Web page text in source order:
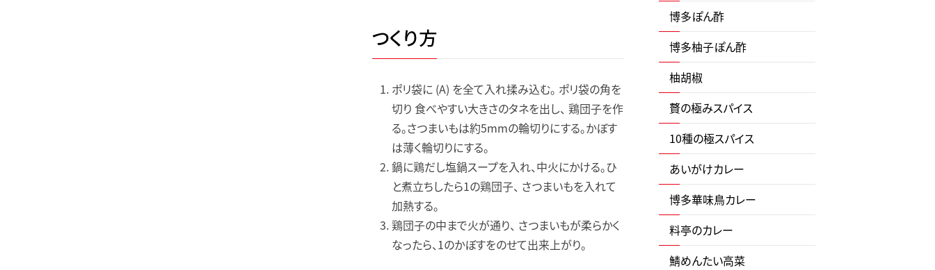
つくり方
ポリ袋に (A) を全て入れ揉み込む。 ポリ袋の角を
切り 食べやすい大きさのタネを出し、 鶏団子を作
る。さつまいもは約5mmの輪切りにする。かぼす
は薄く輪切りにする。
鍋に鶏だし塩鍋スープを入れ、中火にかける。ひ
と煮立ちしたら1の鶏団子、 さつまいもを入れて
加熱する。
鶏団子の中まで火が通り、 さつまいもが柔らかく
なったら、1のかぼすをのせて出来上がり。
博多ぽん酢
博多柚子ぽん酢
柚胡椒
贅の極みスパイス
10種の極スパイス
あいがけカレー
博多華味鳥カレー
料亭のカレー
鯖めんたい高菜